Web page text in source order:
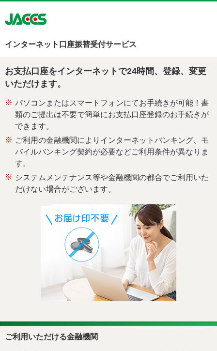
インターネット口座振替受付サービス
お支払口座をインターネットで24時間、登録、変更
いただけます。
※ パソコンまたはスマートフォンにてお手続きが可能！書
類のご提出は不要で簡単にお支払口座登録のお手続きが
できます。
※ ご利用の金融機関によりインターネットバンキング、モ
バイルバンキング契約が必要などご利用条件が異なりま
す。
※ システムメンテナンス等や金融機関の都合でご利用いた
だけない場合がございます。
ご利用いただける金融機関